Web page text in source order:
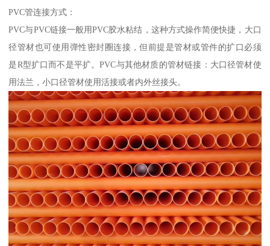
PVC管连接方式：
PVC与PVC链接一般用PVC胶水粘结，这种方式操作简便快捷，大口
径管材也可使用弹性密封圈连接，但前提是管材或管件的扩口必须
是R型扩口而不是平扩。PVC与其他材质的管材链接：大口径管材使
用法兰，小口径管材使用活接或者内外丝接头。